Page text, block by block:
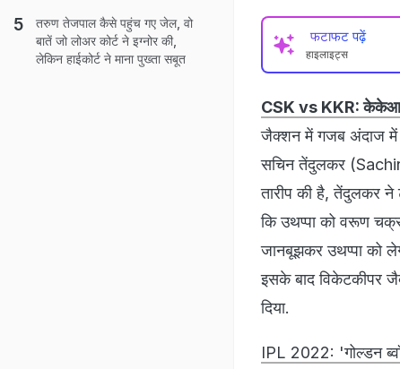
फटाफट पढ़ें
हाइलाइट्स
CSK vs KKR:
जैक्शन में गजब अंदाज में
सचिन तेंदुलकर
तारीप की है, तेंदुलकर ने
कि उथप्पा को वरूण
जानबूझकर उथप्पा को
इसके बाद विकेटकीपर
दिया.
IPL 2022: 'गोल्डन
तरुण तेजपाल कैसे पहुंच गए जेल, वो
बातें जो लोअर कोर्ट ने इग्नोर की,
लेकिन हाईकोर्ट ने माना पुख्ता सबूत